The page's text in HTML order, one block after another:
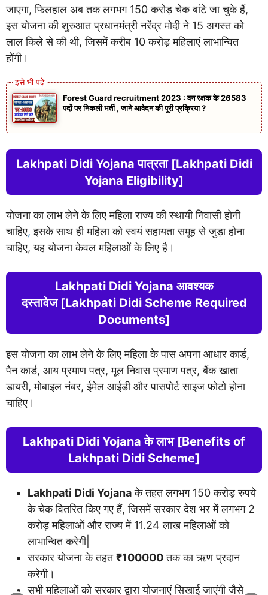
जाएगा, फिलहाल अब तक लगभग 150 करोड़ चेक बांटे जा चुके हैं,
इस योजना की शुरुआत प्रधानमंत्री नरेंद्र मोदी ने 15 अगस्त को
लाल किले से की थी, जिसमें करीब 10 करोड़ महिलाएं लाभान्वित
होंगी।
Forest Guard recruitment 2023 : वन रक्षक के 26583
पदों पर निकली भर्ती , जाने आवेदन की पूरी प्रक्रिया ?
Lakhpati Didi Yojana पात्रता [Lakhpati Didi
Yojana Eligibility]
योजना का लाभ लेने के लिए महिला राज्य की स्थायी निवासी होनी
चाहिए, इसके साथ ही महिला को स्वयं सहायता समूह से जुड़ा होना
चाहिए, यह योजना केवल महिलाओं के लिए है।
Lakhpati Didi Yojana आवश्यक
दस्तावेज [Lakhpati Didi Scheme Required
Documents]
इस योजना का लाभ लेने के लिए महिला के पास अपना आधार कार्ड,
पैन कार्ड, आय प्रमाण पत्र, मूल निवास प्रमाण पत्र, बैंक खाता
डायरी, मोबाइल नंबर, ईमेल आईडी और पासपोर्ट साइज फोटो होना
चाहिए।
Lakhpati Didi Yojana के लाभ [Benefits of
Lakhpati Didi Scheme]
Lakhpati Didi Yojanaके तहत लगभग 150 करोड़ रुपये
के चेक वितरित किए गए हैं, जिसमें सरकार देश भर में लगभग 2
करोड़ महिलाओं और राज्य में 11.24 लाख महिलाओं को
लाभान्वित करेगी|
सरकार योजना के तहत₹100000तक का ऋण प्रदान
करेगी।
सभी महिलाओं को सरकार द्वारा योजनाएं सिखाई जाएंगी जैसे